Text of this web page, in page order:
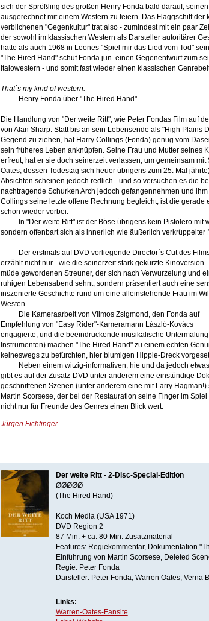
sich der Sprößling des großen Henry Fonda bald darauf,
ausgerechnet mit einem Western zu feiern. Das Flaggschiff
verblichenen "Gegenkultur" trat also - zumindest mit ein paar
der sowohl im klassischen Western als Darsteller autoritärer
hatte als auch 1968 in Leones "Spiel mir das Lied vom Tod"
"The Hired Hand" schuf Fonda jun. einen Gegenentwurf zum
Italowestern - und somit fast wieder einen klassischen
That´s my kind of western.
Henry Fonda über "The Hired Hand"
Die Handlung von "Der weite Ritt", wie Peter Fondas Film auf
von Alan Sharp: Statt bis an sein Lebensende als "High Plains
Gegend zu ziehen, hat Harry Collings (Fonda) genug vom
sein früheres Leben anknüpfen. Seine Frau und Mutter seines
erfreut, hat er sie doch seinerzeit verlassen, um gemeinsam
Oates, dessen Todestag sich heuer übrigens zum 25. Mal
Absichten scheinen jedoch redlich - und so versuchen es die
nachtragende Schurken Arch jedoch gefangennehmen und
Collings seine letzte offene Rechnung begleicht, ist die gerade
schon wieder vorbei.
In "Der weite Ritt" ist der Böse übrigens kein Pistolero mit
sondern offenbart sich als innerlich wie äußerlich verkrüppelter
Der erstmals auf DVD vorliegende Director´s Cut des
erzählt nicht nur - wie die seinerzeit stark gekürzte Kinoversion
müde gewordenen Streuner, der sich nach Verwurzelung und
ruhigen Lebensabend sehnt, sondern präsentiert auch eine
inszenierte Geschichte rund um eine alleinstehende Frau im
Westen.
Die Kameraarbeit von Vilmos Zsigmond, den Fonda auf
Empfehlung von "Easy Rider"-Kameramann László-Kovács
engagierte, und die beeindruckende musikalische
Instrumenten) machen "The Hired Hand" zu einem echten
keineswegs zu befürchten, hier blumigen Hippie-Dreck
Neben einem witzig-informativen, hie und da jedoch
gibt es auf der Zusatz-DVD unter anderem eine einstündige
geschnittenen Szenen (unter anderem eine mit Larry
Martin Scorsese, der bei der Restauration seine Finger im
nicht nur für Freunde des Genres einen Blick wert.
Jürgen Fichtinger
Der weite Ritt - 2-Disc-Special-Edition
ØØØØØ
(The Hired Hand)
Koch Media (USA 1971)
DVD Region 2
87 Min. + ca. 80 Min. Zusatzmaterial
Features: Regiekommentar, Dokumentation
Einführung von Martin Scorsese, Deleted
Regie: Peter Fonda
Darsteller: Peter Fonda, Warren Oates, Verna
Links:
Warren-Oates-Fansite